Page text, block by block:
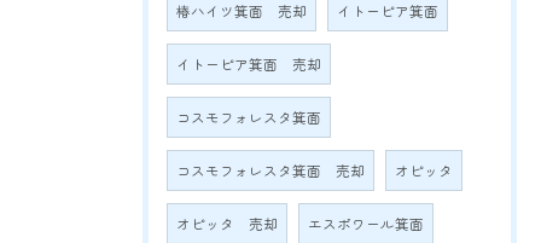
椿ハイツ箕面 売却 イトーピア箕面
イトーピア箕面 売却
コスモフォレスタ箕面
コスモフォレスタ箕面 売却 オピッタ
オピッタ 売却 エスポワール箕面